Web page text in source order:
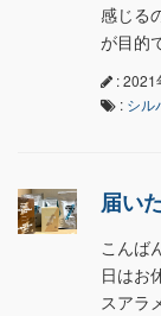
感じる
が目的
: 2021
: シル
届い
こんば
日はお
スアラ